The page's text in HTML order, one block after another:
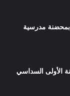
بمحضنة مدرسية
الأولى السداسي